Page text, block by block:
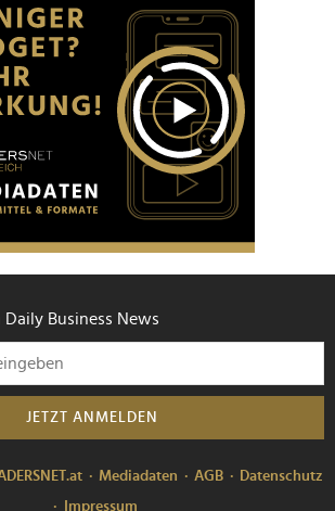
Business News
JETZT ANMELDEN
Mediadaten AGB
Datenschutz
Impressum